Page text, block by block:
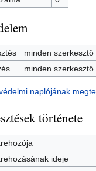
minden
minden
naplójának
története
ideje